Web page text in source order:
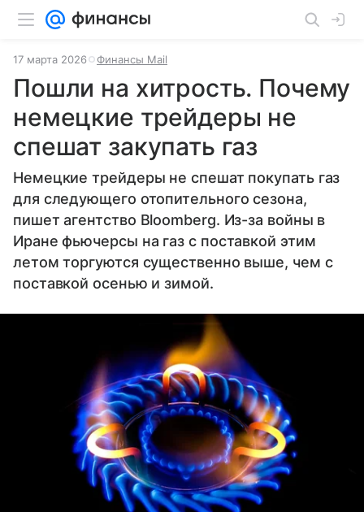
17 марта 2026 Финансы Mail
Пошли на хитрость. Почему
немецкие трейдеры не
спешат закупать газ
Немецкие трейдеры не спешат покупать газ
для следующего отопительного сезона,
пишет агентство Bloomberg. Из-за войны в
Иране фьючерсы на газ с поставкой этим
летом торгуются существенно выше, чем с
поставкой осенью и зимой.